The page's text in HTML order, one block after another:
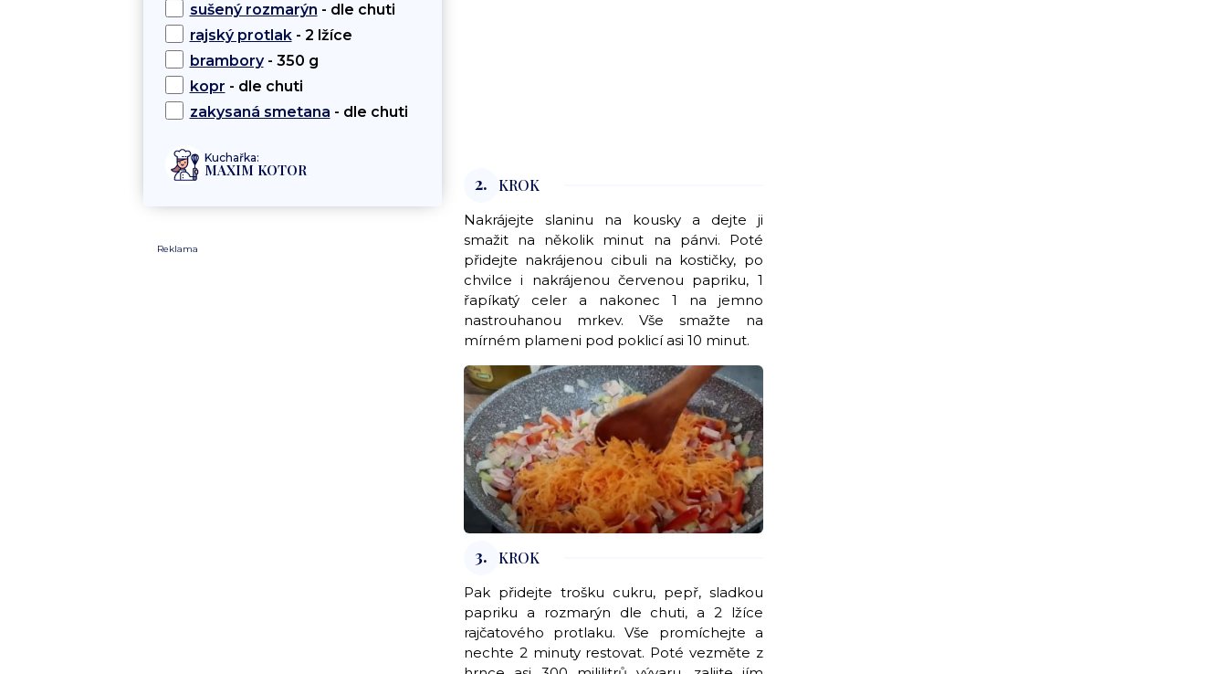
sušený rozmarýn - dle chuti
rajský protlak- 2 lžíce
brambory- 350 g
kopr - dle chuti
zakysaná smetana - dle chuti
Kuchařka:
MAXIM KOTOR
Reklama
2. KROK
Nakrájejte slaninu na kousky a dejte ji
smažit na několik minut na pánvi. Poté
přidejte nakrájenou cibuli na kostičky, po
chvilce i nakrájenou červenou papriku, 1
řapíkatý celer a nakonec 1 na jemno
nastrouhanou mrkev. Vše smažte na
mírném plameni pod poklicí asi 10 minut.
3. KROK
Pak přidejte trošku cukru, pepř, sladkou
papriku a rozmarýn dle chuti, a 2 lžíce
rajčatového protlaku. Vše promíchejte a
nechte 2 minuty restovat. Poté vezměte z